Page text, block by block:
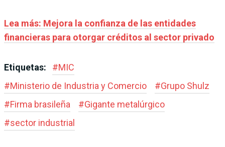
Lea más: Mejora la confianza de las entidades
financieras para otorgar créditos al sector privado
Etiquetas: #MIC
#Ministerio de Industria y Comercio #Grupo Shulz
#Firma brasileña #Gigante metalúrgico
#sector industrial